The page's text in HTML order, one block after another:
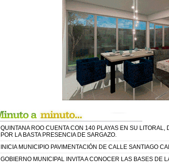
QUINTANA ROO CUENTA CON 140 PLAYAS EN SU
POR LA BASTA PRESENCIA DE SARGAZO.
INICIA MUNICIPIO PAVIMENTACIÓN DE CALLE SANTIAGO
GOBIERNO MUNICIPAL INVITA A CONOCER LAS BASES DE